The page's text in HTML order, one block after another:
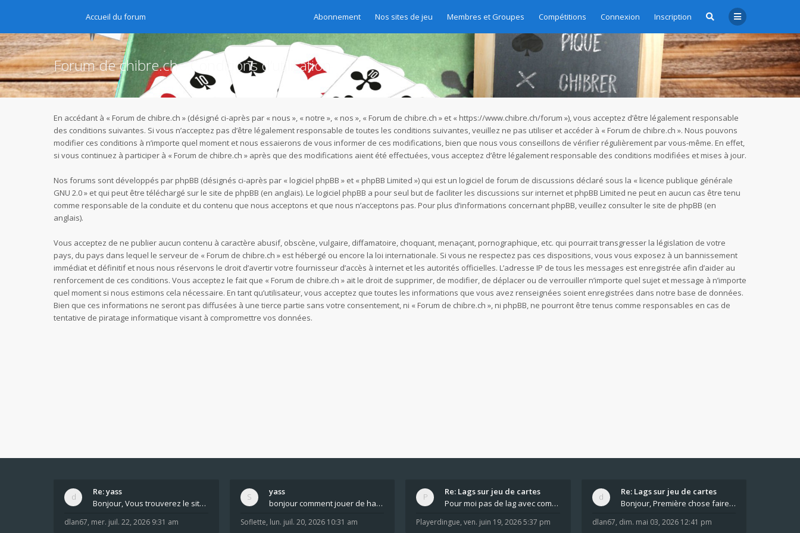
Abonnement Nos sites de jeu Membres et Groupes Compétitions Connexion Inscription
Accueil du forum
Forum de chibre.ch - Conditions d’utilisation
En accédant à « Forum de chibre.ch » (désigné ci-après par « nous », « notre », « nos », « Forum de chibre.ch » et « https://www.chibre.ch/forum »), vous acceptez d’être légalement responsable
des conditions suivantes. Si vous n’acceptez pas d’être légalement responsable de toutes les conditions suivantes, veuillez ne pas utiliser et accéder à « Forum de chibre.ch ». Nous pouvons
modifier ces conditions à n’importe quel moment et nous essaierons de vous informer de ces modifications, bien que nous vous conseillons de vérifier régulièrement par vous-même. En effet,
si vous continuez à participer à « Forum de chibre.ch » après que des modifications aient été effectuées, vous acceptez d’être légalement responsable des conditions modifiées et mises à jour.
Nos forums sont développés par phpBB (désignés ci-après par « logiciel phpBB » et « phpBB Limited ») qui est un logiciel de forum de discussions déclaré sous la « licence publique générale
GNU 2.0» et qui peut être téléchargé sur le site de phpBB (en anglais). Le logiciel phpBB a pour seul but de faciliter les discussions sur internet et phpBB Limited ne peut en aucun cas être tenu
comme responsable de la conduite et du contenu que nous acceptons et que nous n’acceptons pas. Pour plus d’informations concernant phpBB, veuillez consulter le site de phpBB (en
anglais).
Vous acceptez de ne publier aucun contenu à caractère abusif, obscène, vulgaire, diffamatoire, choquant, menaçant, pornographique, etc. qui pourrait transgresser la législation de votre
pays, du pays dans lequel le serveur de « Forum de chibre.ch » est hébergé ou encore la loi internationale. Si vous ne respectez pas ces dispositions, vous vous exposez à un bannissement
immédiat et définitif et nous nous réservons le droit d’avertir votre fournisseur d’accès à internet et les autorités officielles. L’adresse IP de tous les messages est enregistrée afin d’aider au
renforcement de ces conditions. Vous acceptez le fait que « Forum de chibre.ch » ait le droit de supprimer, de modifier, de déplacer ou de verrouiller n’importe quel sujet et message à n’importe
quel moment si nous estimons cela nécessaire. En tant qu’utilisateur, vous acceptez que toutes les informations que vous avez renseignées soient enregistrées dans notre base de données.
Bien que ces informations ne seront pas diffusées à une tierce partie sans votre consentement, ni « Forum de chibre.ch », ni phpBB, ne pourront être tenus comme responsables en cas de
tentative de piratage informatique visant à compromettre vos données.
Re: yass
Bonjour, Vous trouverez le site ici dans le foru
dlan67, mer. juil. 22, 2026 9:31 am
yass
bonjour comment jouer de haut en bas tout atout mi
Soflette, lun. juil. 20, 2026 10:31 am
Re: Lags sur jeu de cartes
Pour moi pas de lag avec comme navigateur Chrome
Playerdingue, ven. juin 19, 2026 5:37 pm
Re: Lags sur jeu de cartes
Bonjour, Première chose faire un arrêt complet de
dlan67, dim. mai 03, 2026 12:41 pm